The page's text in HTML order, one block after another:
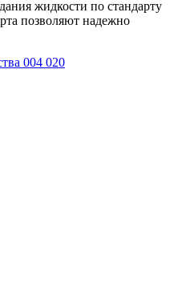
жидкости по стандарту
позволяют надежно
004 020